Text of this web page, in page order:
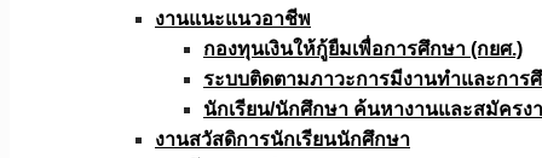
งานแนะแนวอาชีพ
กองทุนเงินให้กู้ยืมเพื่อการศึกษา (กยศ.)
ระบบติดตามภาวะการมีงานทำและการ
นักเรียน/นักศึกษา ค้นหางานและสมัครง
งานสวัสดิการนักเรียนนักศึกษา